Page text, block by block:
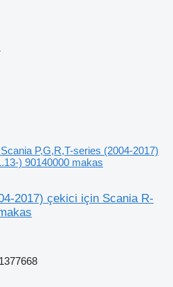
Scania P,G,R,T-series (2004-2017)
) 90140000 makas
2017) çekici için Scania R-